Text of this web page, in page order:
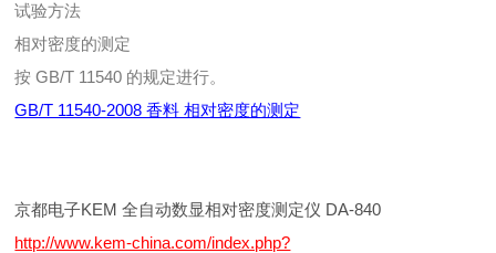
试验方法
相对密度的测定
按 GB/T 11540 的规定进行。
GB/T 11540-2008 香料 相对密度的测定
京都电子KEM 全自动数显相对密度测定仪 DA-840
http://www.kem-china.com/index.php?